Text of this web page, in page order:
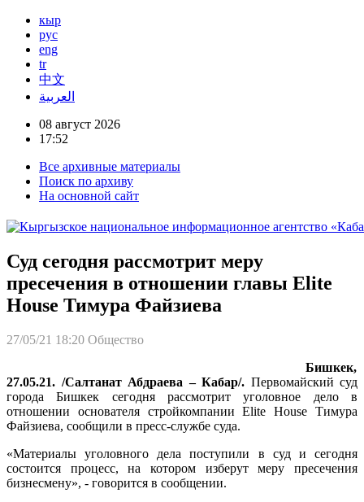
кыр
рус
eng
tr
中文
العربية
08 август 2026
17:52
Все архивные материалы
Поиск по архиву
На основной сайт
Суд сегодня рассмотрит меру
пресечения в отношении главы Elite
House Тимура Файзиева
27/05/21 18:20 Общество
Бишкек,
27.05.21. /Салтанат Абдраева – Кабар/. Первомайский суд
города Бишкек сегодня рассмотрит уголовное дело в
отношении основателя стройкомпании Elite House Тимура
Файзиева, сообщили в пресс-службе суда.
«Материалы уголовного дела поступили в суд и сегодня
состоится процесс, на котором изберут меру пресечения
бизнесмену», - говорится в сообщении.